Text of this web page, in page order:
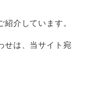
介しています。
せは、当サイト宛